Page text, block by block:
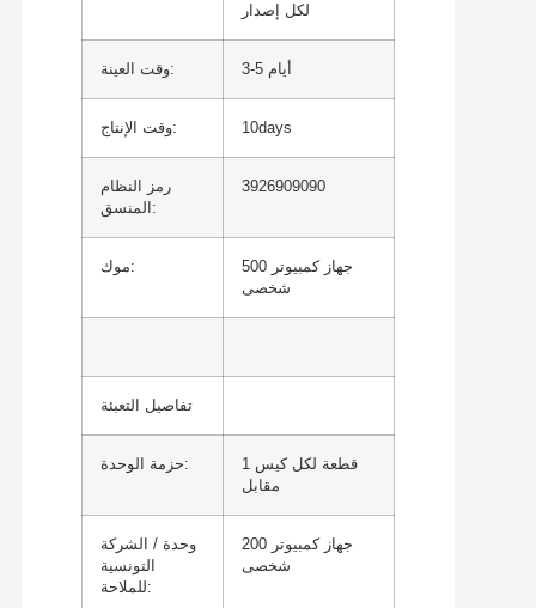
لكل إصدار
وقت العينة: 3-5 أيام
وقت الإنتاج: 10days
رمز النظام
المنسق:
3926909090
موك:
500 جهاز كمبيوتر
شخصى
تفاصيل التعبئة
حزمة الوحدة:
1 قطعة لكل كيس
مقابل
وحدة / الشركة
التونسية
للملاحة:
200 جهاز كمبيوتر
شخصى